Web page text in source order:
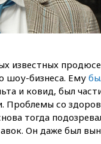
известных
шоу-бизнеса. Ему
и ковид, был
Проблемы со
тогда
Он даже был